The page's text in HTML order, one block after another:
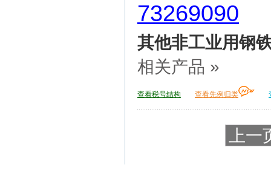
73269090
其他非工业用钢
相关产品 »
查看税号结构 查看先例归类
上一